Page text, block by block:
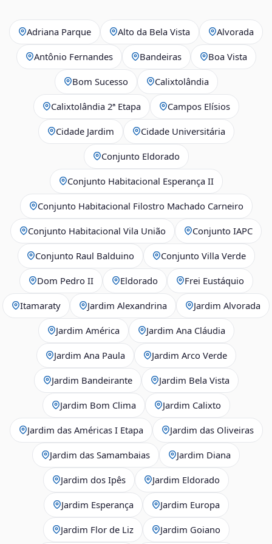
Adriana Parque Alto da Bela Vista Alvorada
Antônio Fernandes Bandeiras Boa Vista
Bom Sucesso Calixtolândia
Calixtolândia 2ª Etapa Campos Elísios
Cidade Jardim Cidade Universitária
Conjunto Eldorado
Conjunto Habitacional Esperança II
Conjunto Habitacional Filostro Machado Carneiro
Conjunto Habitacional Vila União Conjunto IAPC
Conjunto Raul Balduino Conjunto Villa Verde
Dom Pedro II Eldorado Frei Eustáquio
Itamaraty Jardim Alexandrina Jardim Alvorada
Jardim América Jardim Ana Cláudia
Jardim Ana Paula Jardim Arco Verde
Jardim Bandeirante Jardim Bela Vista
Jardim Bom Clima Jardim Calixto
Jardim das Américas I Etapa Jardim das Oliveiras
Jardim das Samambaias Jardim Diana
Jardim dos Ipês Jardim Eldorado
Jardim Esperança Jardim Europa
Jardim Flor de Liz Jardim Goiano